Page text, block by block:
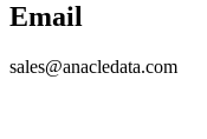
Email
sales@anacledata.com